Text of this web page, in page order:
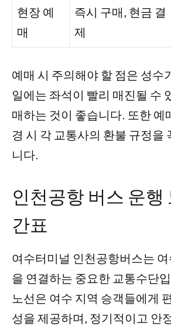
현장 예
매
즉시 구매, 현금 결
제
예매 시 주의해야 할 점은 성수
일에는 좌석이 빨리 매진될 수
매하는 것이 좋습니다. 또한 예
경 시 각 교통사의 환불 규정을
니다.
인천공항 버스 운행
간표
여수터미널 인천공항버스는
을 연결하는 중요한 교통수단
노선은 여수 지역 승객들에게
성을 제공하며, 정기적이고 안